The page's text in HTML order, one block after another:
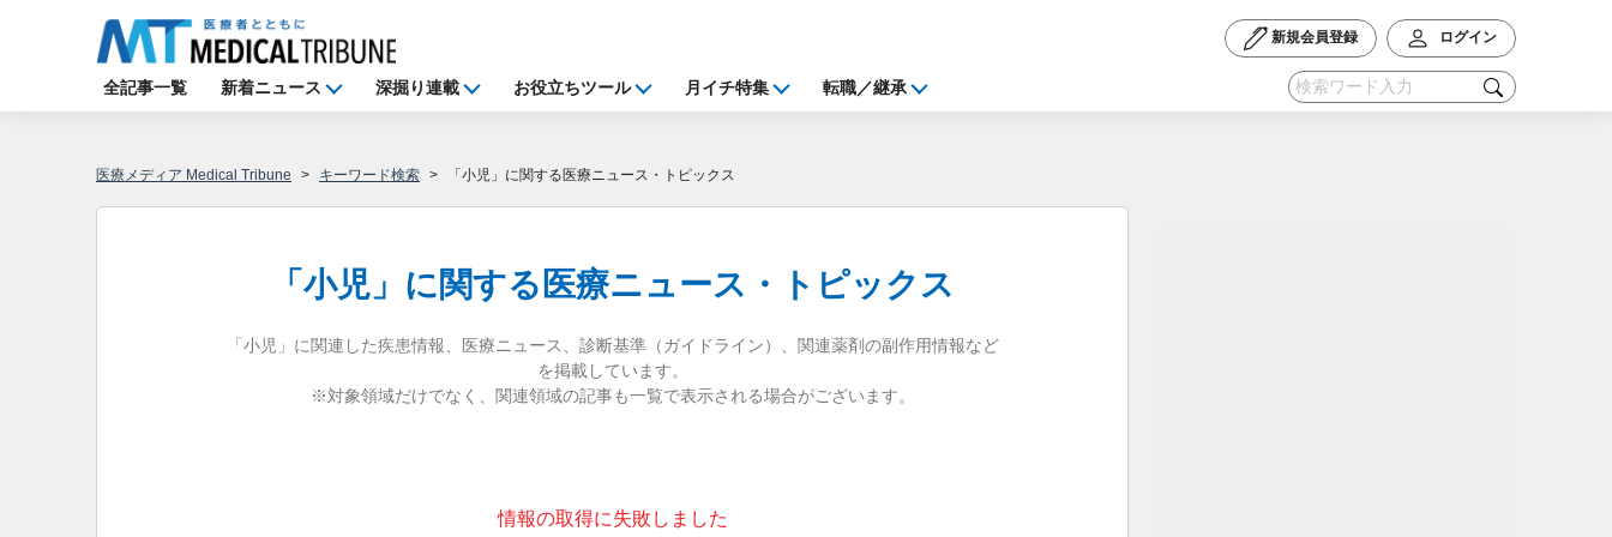
新規会員登録 ログイン
全記事一覧 新着ニュース 深掘り連載 お役立ちツール 月イチ特集 転職／継承
医療メディア Medical Tribune キーワード検索 「小児」に関する医療ニュース・トピックス
「小児」に関する 医療ニュース・トピックス
「小児」に関連した疾患情報、医療ニュース、診断基準（ガイドライン）、関連薬剤の副作用情報など
を掲載しています。
※対象領域だけでなく、関連領域の記事も一覧で表示される場合がございます。
情報の取得に失敗しました